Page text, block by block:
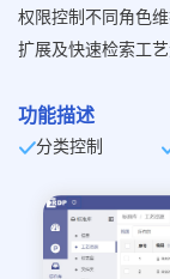
权限控制不同角色
扩展及快速检索工艺
功能描述
分类控制